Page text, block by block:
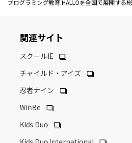
プログラミング教育 HALLOを全国で展開する
関連サイト
スクールIE
チャイルド・アイズ
忍者ナイン
WinBe
Kids Duo